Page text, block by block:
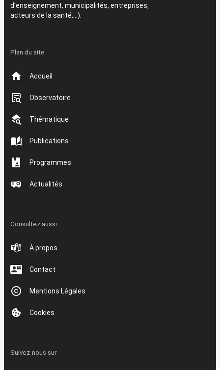
d’enseignement, municipalités, entreprises,
acteurs de la santé,…).
Plan du site
Accueil
Observatoire
Thématique
Publications
Programmes
Actualités
Consultez aussi
À propos
Contact
Mentions Légales
Cookies
Suivez-nous sur